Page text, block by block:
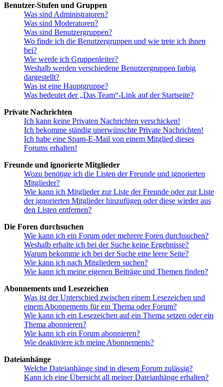
Benutzer-Stufen und Gruppen
Was sind Administratoren?
Was sind Moderatoren?
Was sind Benutzergruppen?
Wo finde ich die Benutzergruppen und wie trete ich ihnen
bei?
Wie werde ich Gruppenleiter?
Weshalb werden verschiedene Benutzergruppen farbig
dargestellt?
Was ist eine Hauptgruppe?
Was bedeutet der „Das Team“-Link auf der Startseite?
Private Nachrichten
Ich kann keine Privaten Nachrichten verschicken!
Ich bekomme ständig unerwünschte Private Nachrichten!
Ich habe eine Spam-E-Mail von einem Mitglied dieses
Forums erhalten!
Freunde und ignorierte Mitglieder
Wozu benötige ich die Listen der Freunde und ignorierten
Mitglieder?
Wie kann ich Mitglieder zur Liste der Freunde oder zur Liste
der ignorierten Mitglieder hinzufügen oder diese wieder aus
den Listen entfernen?
Die Foren durchsuchen
Wie kann ich ein Forum oder mehrere Foren durchsuchen?
Weshalb erhalte ich bei der Suche keine Ergebnisse?
Warum bekomme ich bei der Suche eine leere Seite?
Wie kann ich nach Mitgliedern suchen?
Wie kann ich meine eigenen Beiträge und Themen finden?
Abonnements und Lesezeichen
Was ist der Unterschied zwischen einem Lesezeichen und
einem Abonnements für ein Thema oder Forum?
Wie kann ich ein Lesezeichen auf ein Thema setzen oder ein
Thema abonnieren?
Wie kann ich ein Forum abonnieren?
Wie deaktiviere ich meine Abonnements?
Dateianhänge
Welche Dateianhänge sind in diesem Forum zulässig?
Kann ich eine Übersicht all meiner Dateianhänge erhalten?